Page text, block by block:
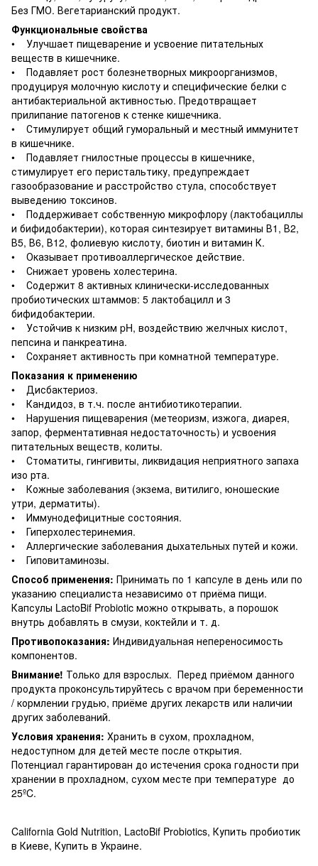
Без ГМО. Вегетарианский продукт.
Функциональные свойства
• Улучшает пищеварение и усвоение питательных
веществ в кишечнике.
• Подавляет рост болезнетворных микроорганизмов,
продуцируя молочную кислоту и специфические белки с
антибактериальной активностью. Предотвращает
прилипание патогенов к стенке кишечника.
• Стимулирует общий гуморальный и местный иммунитет
в кишечнике.
• Подавляет гнилостные процессы в кишечнике,
стимулирует его перистальтику, предупреждает
газообразование и расстройство стула, способствует
выведению токсинов.
• Поддерживает собственную микрофлору (лактобациллы
и бифидобактерии), которая синтезирует витамины В1, В2,
В5, В6, В12, фолиевую кислоту, биотин и витамин К.
• Оказывает противоаллергическое действие.
• Снижает уровень холестерина.
• Содержит 8 активных клинически-исследованных
пробиотических штаммов: 5 лактобацилл и 3
бифидобактерии.
• Устойчив к низким pH, воздействию желчных кислот,
пепсина и панкреатина.
• Сохраняет активность при комнатной температуре.
Показания к применению
• Дисбактериоз.
• Кандидоз, в т.ч. после антибиотикотерапии.
• Нарушения пищеварения (метеоризм, изжога, диарея,
запор, ферментативная недостаточность) и усвоения
питательных веществ, колиты.
• Стоматиты, гингивиты, ликвидация неприятного запаха
изо рта.
• Кожные заболевания (экзема, витилиго, юношеские
утри, дерматиты).
• Иммунодефицитные состояния.
• Гиперхолестеринемия.
• Аллергические заболевания дыхательных путей и кожи.
• Гиповитаминозы.
Способ применения: Принимать по 1 капсуле в день или по
указанию специалиста независимо от приёма пищи.
Капсулы LactoBif Probiotic можно открывать, а порошок
внутрь добавлять в смузи, коктейли и т. д.
Противопоказания: Индивидуальная непереносимость
компонентов.
Внимание! Только для взрослых. Перед приёмом данного
продукта проконсультируйтесь с врачом при беременности
/ кормлении грудью, приёме других лекарств или наличии
других заболеваний.
Условия хранения: Хранить в сухом, прохладном,
недоступном для детей месте после открытия.
Потенциал гарантирован до истечения срока годности при
хранении в прохладном, сухом месте при температуре до
25ºC.
California Gold Nutrition, LactoBif Probiotics, Купить пробиотик
в Киеве, Купить в Украине.